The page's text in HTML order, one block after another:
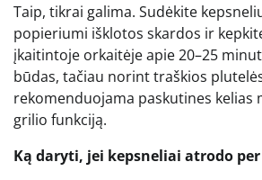
Taip, tikrai galima. Sudėkite
popieriumi išklotos skardos ir
įkaitintoje orkaitėje apie 20–25
būdas, tačiau norint traškios
rekomenduojama paskutines kelias
grilio funkciją.
Ką daryti, jei kepsneliai atrodo